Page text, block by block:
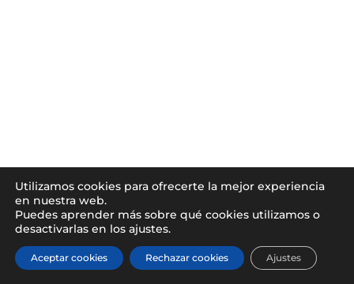
Utilizamos cookies para ofrecerte la mejor experiencia
en nuestra web.
Puedes aprender más sobre qué cookies utilizamos o
desactivarlas en los ajustes.
Aceptar cookies Rechazar cookies Ajustes